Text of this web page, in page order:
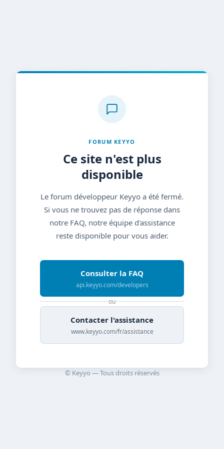
FORUM KEYYO
Ce site n'est plus
disponible
Le forum développeur Keyyo a été fermé.
Si vous ne trouvez pas de réponse dans
notre FAQ, notre équipe d'assistance
reste disponible pour vous aider.
Consulter la FAQ
api.keyyo.com/developers
ou
Contacter l'assistance
www.keyyo.com/fr/assistance
© Keyyo — Tous droits réservés